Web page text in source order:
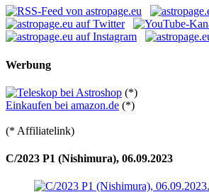
Werbung
(*)
Einkaufen bei amazon.de (*)
(* Affiliatelink)
C/2023 P1 (Nishimura), 06.09.2023